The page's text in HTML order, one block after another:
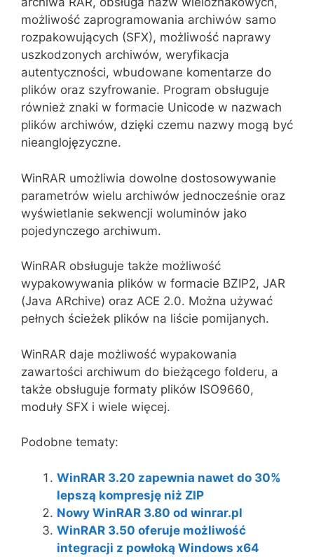
możliwość zaprogramowania archiwów samo
rozpakowujących (SFX), możliwość naprawy
uszkodzonych archiwów, weryfikacja
autentyczności, wbudowane komentarze do
plików oraz szyfrowanie. Program obsługuje
również znaki w formacie Unicode w nazwach
plików archiwów, dzięki czemu nazwy mogą być
nieanglojęzyczne.
WinRAR umożliwia dowolne dostosowywanie
parametrów wielu archiwów jednocześnie oraz
wyświetlanie sekwencji woluminów jako
pojedynczego archiwum.
WinRAR obsługuje także możliwość
wypakowywania plików w formacie BZIP2, JAR
(Java ARchive) oraz ACE 2.0. Można używać
pełnych ścieżek plików na liście pomijanych.
WinRAR daje możliwość wypakowania
zawartości archiwum do bieżącego folderu, a
także obsługuje formaty plików ISO9660,
moduły SFX i wiele więcej.
Podobne tematy:
WinRAR 3.20 zapewnia nawet do 30%
lepszą kompresję niż ZIP
Nowy WinRAR 3.80 od winrar.pl
WinRAR 3.50 oferuje możliwość
integracji z powłoką Windows x64